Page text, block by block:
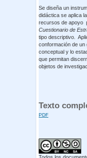
Se diseña un
didáctica se aplica
recursos de apoyo
Cuestionario de
tipo descriptivo.
conformación de
conceptual y lo
que permitan
objetos de
Texto
PDF